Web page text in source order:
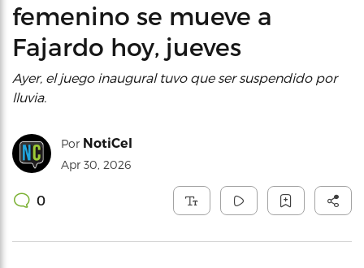
femenino se mueve a
Fajardo hoy, jueves
Ayer, el juego inaugural tuvo que ser suspendido por
lluvia.
Por NotiCel
Apr 30, 2026
0